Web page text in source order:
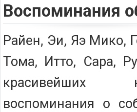
Воспоминания
Райен, Эи, Яэ Мико,
Тома, Итто, Сара,
красивейших
воспоминания о